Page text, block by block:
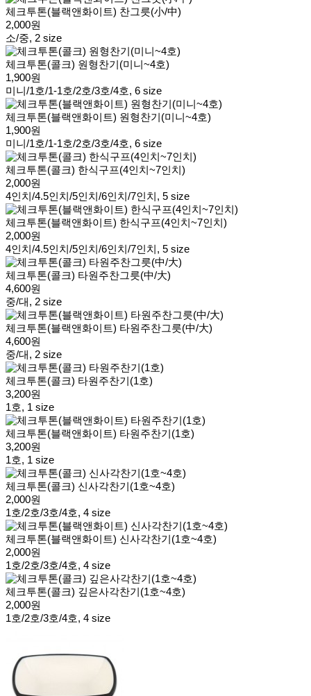
체크투톤(블랙앤화이트) 찬그릇(小/中)
2,000원
소/중, 2 size
체크투톤(콜크) 원형찬기(미니~4호)
1,900원
미니/1호/1-1호/2호/3호/4호, 6 size
체크투톤(블랙앤화이트) 원형찬기(미니~4호)
1,900원
미니/1호/1-1호/2호/3호/4호, 6 size
체크투톤(콜크) 한식구프(4인치~7인치)
2,000원
4인치/4.5인치/5인치/6인치/7인치, 5 size
체크투톤(블랙앤화이트) 한식구프(4인치~7인치)
2,000원
4인치/4.5인치/5인치/6인치/7인치, 5 size
체크투톤(콜크) 타원주찬그릇(中/大)
4,600원
중/대, 2 size
체크투톤(블랙앤화이트) 타원주찬그릇(中/大)
4,600원
중/대, 2 size
체크투톤(콜크) 타원주찬기(1호)
3,200원
1호, 1 size
체크투톤(블랙앤화이트) 타원주찬기(1호)
3,200원
1호, 1 size
체크투톤(콜크) 신사각찬기(1호~4호)
2,000원
1호/2호/3호/4호, 4 size
체크투톤(블랙앤화이트) 신사각찬기(1호~4호)
2,000원
1호/2호/3호/4호, 4 size
체크투톤(콜크) 깊은사각찬기(1호~4호)
2,000원
1호/2호/3호/4호, 4 size